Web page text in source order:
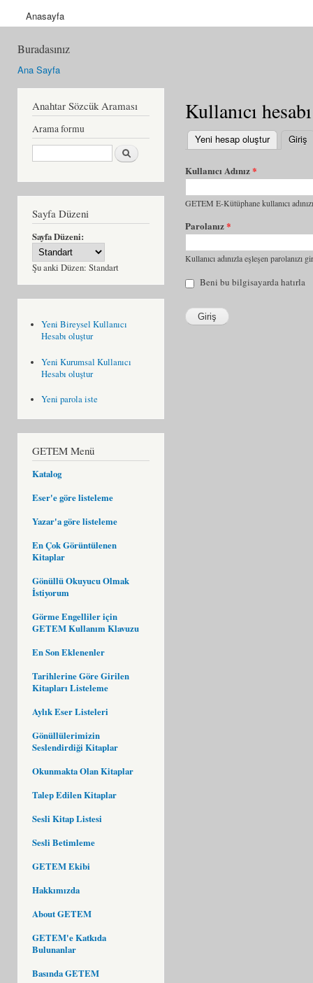
Anasayfa
Buradasınız
Ana Sayfa
Anahtar Sözcük Araması
Arama formu
Ara
Sayfa Düzeni
Sayfa Düzeni:
Şu anki Düzen: Standart
Yeni Bireysel Kullanıcı
Hesabı oluştur
Yeni Kurumsal Kullanıcı
Hesabı oluştur
Yeni parola iste
GETEM Menü
Katalog
Eser'e göre listeleme
Yazar'a göre listeleme
En Çok Görüntülenen
Kitaplar
Gönüllü Okuyucu Olmak
İstiyorum
Görme Engelliler için
GETEM Kullanım Klavuzu
En Son Eklenenler
Tarihlerine Göre Girilen
Kitapları Listeleme
Aylık Eser Listeleri
Gönüllülerimizin
Seslendirdiği Kitaplar
Okunmakta Olan Kitaplar
Talep Edilen Kitaplar
Sesli Kitap Listesi
Sesli Betimleme
GETEM Ekibi
Hakkımızda
About GETEM
GETEM'e Katkıda
Bulunanlar
Basında GETEM
Kullanıcı hesabı
Yeni hesap oluştur Giriş
Kullanıcı Adınız*
GETEM E-Kütüphane kullanıcı
Parolanız*
Kullanıcı adınızla eşleşen parolanızı
Beni bu bilgisayarda hatırla